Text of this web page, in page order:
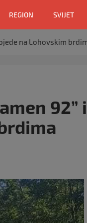
REGION SVIJET
na Lohovskim
92”